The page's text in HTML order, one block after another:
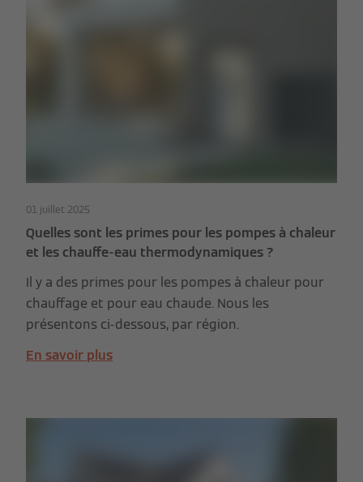
01 juillet 2025
Quelles sont les primes pour les pompes à chaleur
et les chauffe-eau thermodynamiques ?
Il y a des primes pour les pompes à chaleur pour
chauffage et pour eau chaude. Nous les
présentons ci-dessous, par région.
En savoir plus